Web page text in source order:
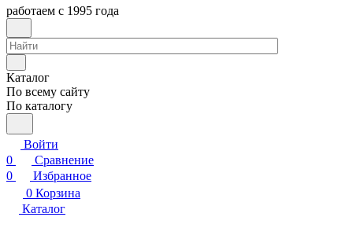
работаем с 1995 года
Каталог
По всему сайту
По каталогу
Войти
0
Сравнение
0
Избранное
0 Корзина
Каталог